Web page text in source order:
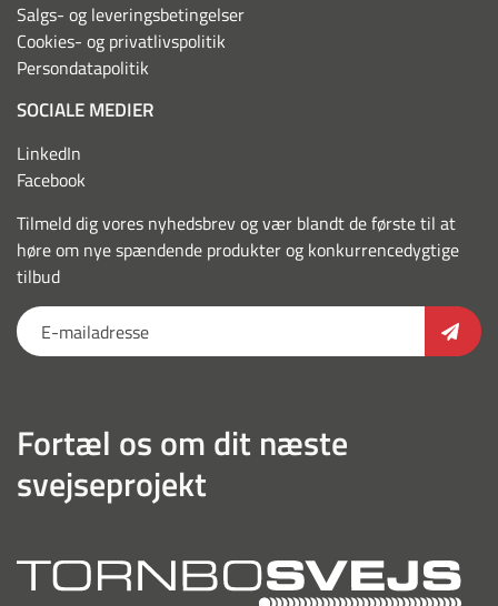
Salgs- og leveringsbetingelser
Cookies- og privatlivspolitik
Persondatapolitik
SOCIALE MEDIER
LinkedIn
Facebook
Tilmeld dig vores nyhedsbrev og vær blandt de første til at
høre om nye spændende produkter og konkurrencedygtige
tilbud
Fortæl os om dit næste
svejseprojekt